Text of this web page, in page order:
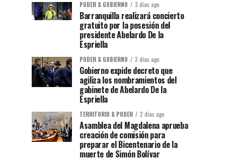
PODER & GOBIERNO 3 días ago
Barranquilla realizará concierto
gratuito por la posesión del
presidente Abelardo De la
Espriella
PODER & GOBIERNO 2 días ago
Gobierno expide decreto que
agiliza los nombramientos del
gabinete de Abelardo De la
Espriella
TERRITORIO & PODER 2 días ago
Asamblea del Magdalena aprueba
creación de comisión para
preparar el Bicentenario de la
muerte de Simón Bolívar